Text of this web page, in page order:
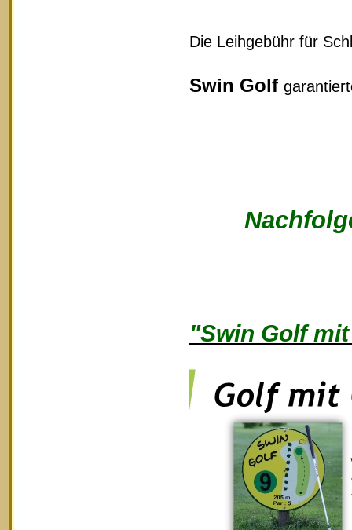
Die Leihgebühr für
Swin Golf
"Swin Golf